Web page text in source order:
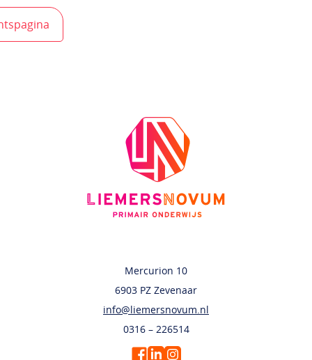
Mercurion 10
6903 PZ Zevenaar
info@liemersnovum.nl
0316 – 226514